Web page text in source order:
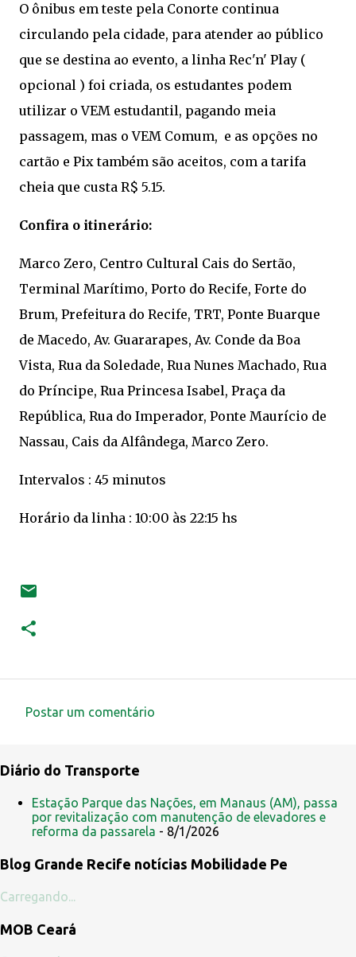
O ônibus em teste pela Conorte continua
circulando pela cidade, para atender ao público
que se destina ao evento, a linha Rec'n' Play (
opcional ) foi criada, os estudantes podem
utilizar o VEM estudantil, pagando meia
passagem, mas o VEM Comum, e as opções no
cartão e Pix também são aceitos, com a tarifa
cheia que custa R$ 5.15.
Confira o itinerário:
Marco Zero, Centro Cultural Cais do Sertão,
Terminal Marítimo, Porto do Recife, Forte do
Brum, Prefeitura do Recife, TRT, Ponte Buarque
de Macedo, Av. Guararapes, Av. Conde da Boa
Vista, Rua da Soledade, Rua Nunes Machado, Rua
do Príncipe, Rua Princesa Isabel, Praça da
República, Rua do Imperador, Ponte Maurício de
Nassau, Cais da Alfândega, Marco Zero.
Intervalos : 45 minutos
Horário da linha : 10:00 às 22:15 hs
m
e
n
á
o
Postar um comentário
Diário do Transporte
Estação Parque das Nações, em Manaus (AM), passa
por revitalização com manutenção de elevadores e
reforma da passarela - 8/1/2026
Blog Grande Recife notícias Mobilidade Pe
Carregando...
MOB Ceará